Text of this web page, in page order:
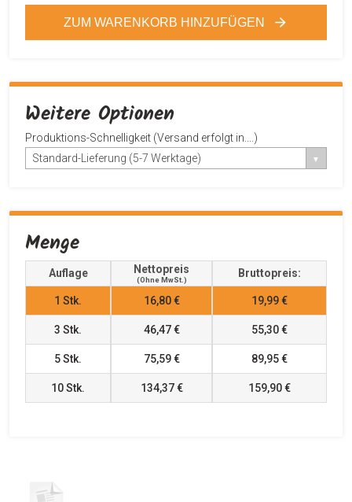
ZUM WARENKORB HINZUFÜGEN
Weitere Optionen
Produktions-Schnelligkeit (Versand erfolgt in....)
Standard-Lieferung (5-7 Werktage)
Menge
Auflage Nettopreis
(ohne MwSt.)
Bruttopreis:
1 Stk. 16,80 € 19,99 €
3 Stk. 46,47 € 55,30 €
5Stk. 75,59 € 89,95 €
10Stk. 134,37 € 159,90 €